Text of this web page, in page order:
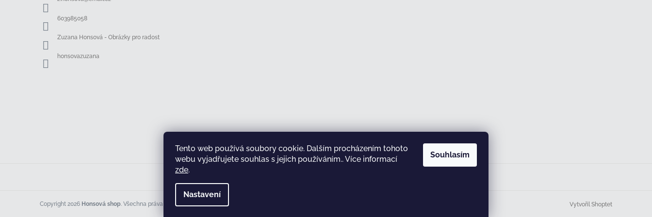
Tento web používá soubory cookie. Dalším procházením tohoto
webu vyjadřujete souhlas s jejich používáním.. Více informací
zde.
Nastavení
Souhlasím
603985058
Zuzana Honsová - Obrázky pro radost
honsovazuzana
Sledovat na Instagramu
Vytvořil Shoptet
Copyright 2026 Honsová shop. Všechna práva vyhrazena.